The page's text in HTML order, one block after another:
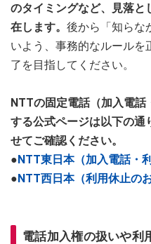
のタイミングなど、見落と
在します。 後から「知らな
いよう、事務的なルール
了を目指してください。
NTTの固定電話（加入電話
する公式ページは以下の通
せてご確認ください。
●NTT東日本（加入電話・
●NTT西日本（利用休止の
電話加入権の扱いや利